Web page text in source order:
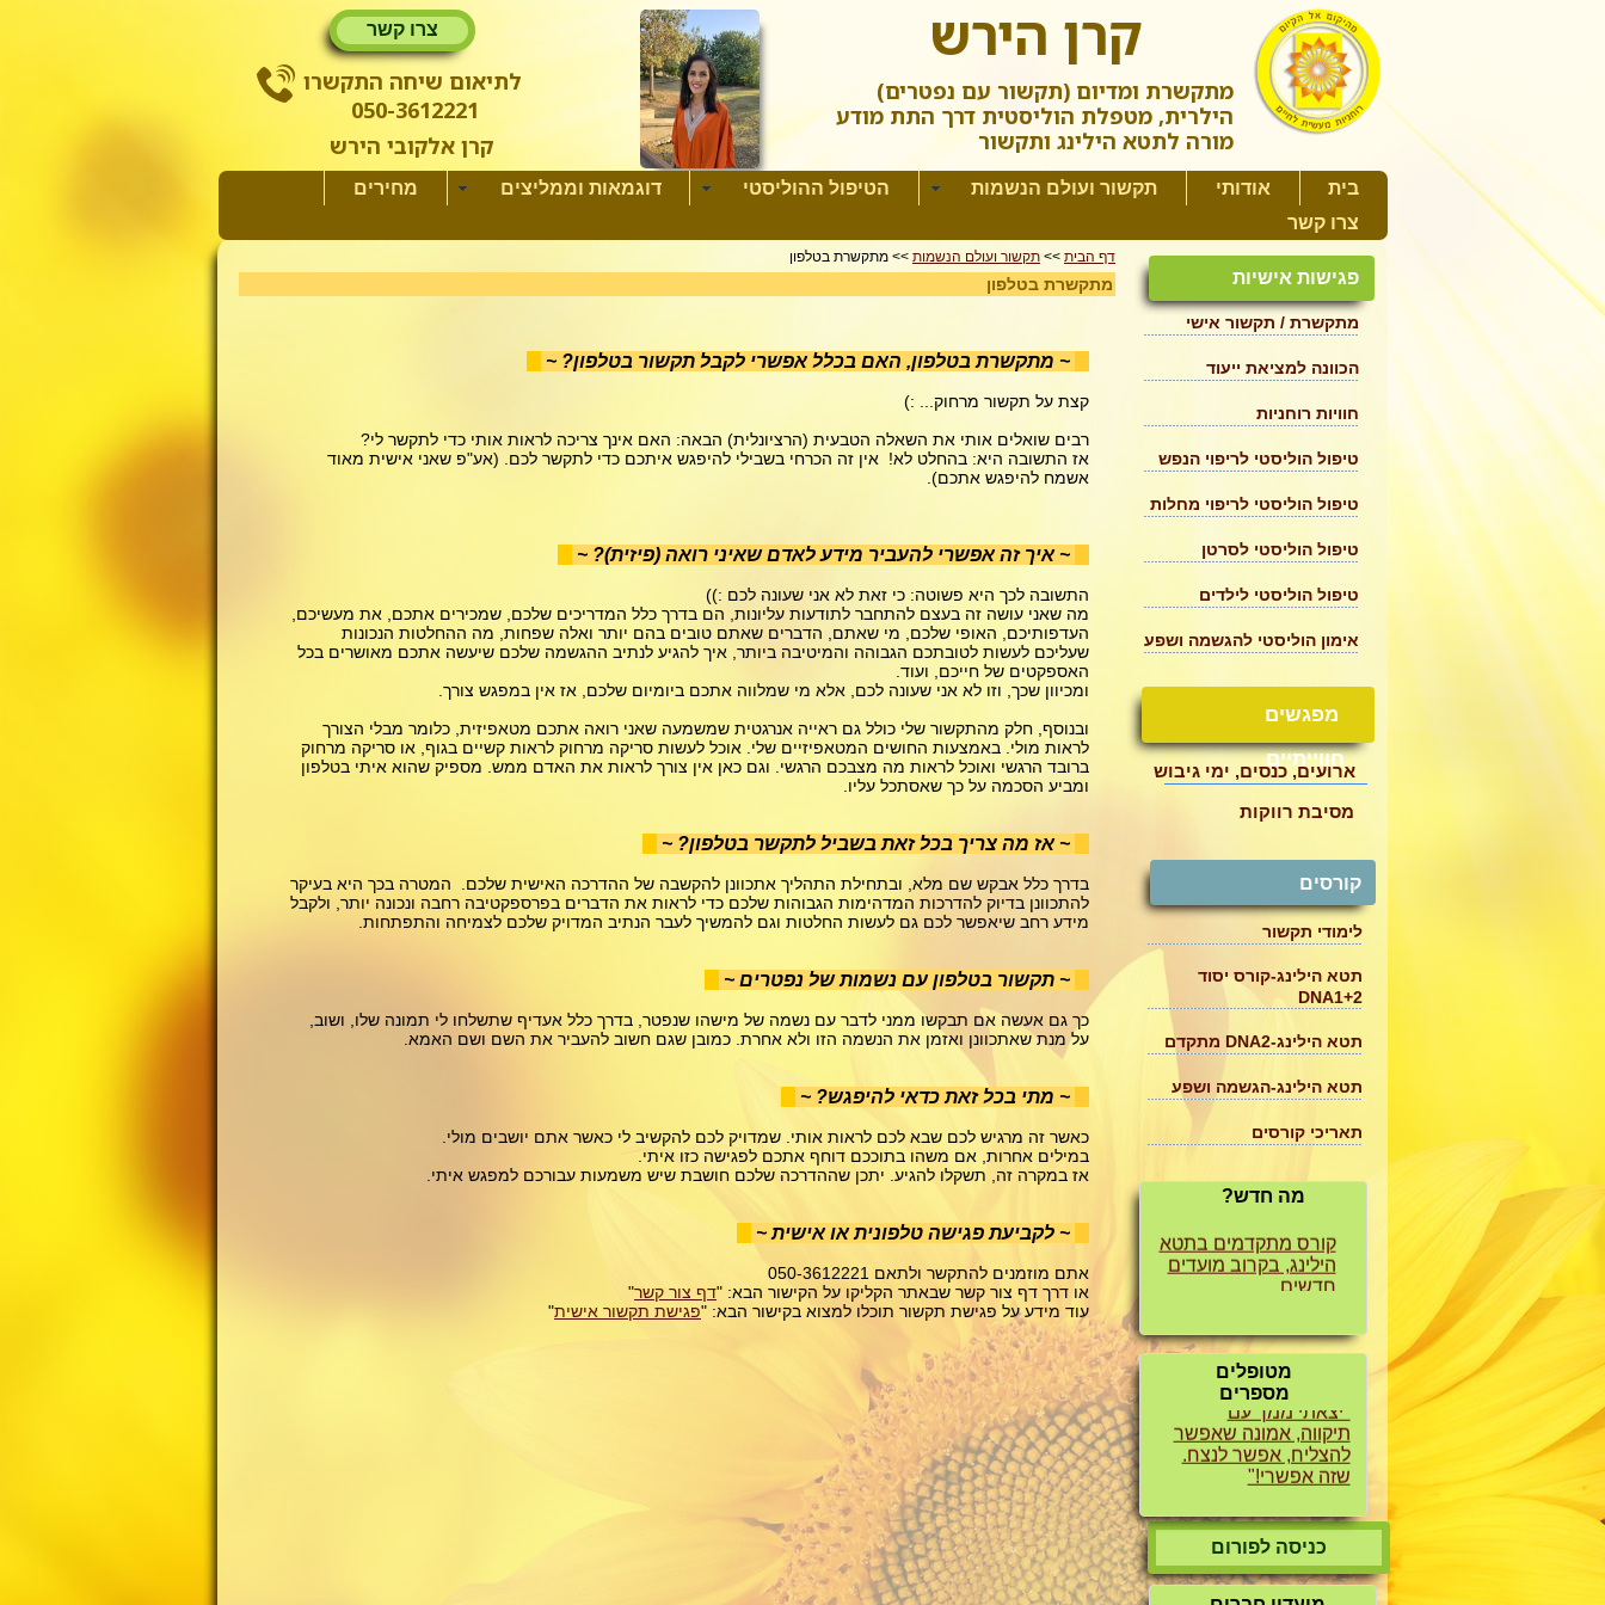
צרו קשר
בית אודותי תקשור ועולם הנשמות הטיפול ההוליסטי דוגמאות וממליצים
מחירים
צרו קשר
קרן הירש
מתקשרת ומדיום (תקשור עם נפטרים)
הילרית, מטפלת הוליסטית דרך התת מודע
מורה לתטא הילינג ותקשור
לתיאום שיחה התקשרו
050-3612221
קרן אלקובי הירש
פגישות אישיות
מפגשים
חווייתיים
כניסה לפורום
מתקשרת / תקשור אישי
הכוונה למציאת ייעוד
חוויות רוחניות
טיפול הוליסטי לריפוי הנפש
טיפול הוליסטי לריפוי מחלות
טיפול הוליסטי לסרטן
טיפול הוליסטי לילדים
אימון הוליסטי להגשמה ושפע
לימודי תקשור
תטא הילינג-קורס יסוד
2+DNA1
תטא הילינג-DNA2 מתקדם
תטא הילינג-הגשמה ושפע
תאריכי קורסים
קורסים
ארועים, כנסים, ימי גיבוש
מסיבת רווקות
מה חדש?
הילינג, בקרוב מועדים
חדשים
מטופלים
מספרים
"יצאתי ממך עם
תיקווה, אמונה שאפשר
להצליח, אפשר לנצח.
שזה אפשרי!"
מבולבלת ומכאן יצאתי
עם בהירות צלולה ועם
אהבה עצמית מרפאת
כה גדולה"
דף הבית >> תקשור ועולם הנשמות >> מתקשרת בטלפון
מתקשרת בטלפון
~ מתקשרת בטלפון, האם בכלל אפשרי לקבל תקשור בטלפון? ~
קצת על תקשור מרחוק... :)
רבים שואלים אותי את השאלה הטבעית (הרציונלית) הבאה: האם אינך צריכה לראות אותי כדי לתקשר לי?
אז התשובה היא: בהחלט לא! אין זה הכרחי בשבילי להיפגש איתכם כדי לתקשר לכם. (אע"פ שאני אישית מאוד
אשמח להיפגש אתכם).
~ איך זה אפשרי להעביר מידע לאדם שאיני רואה (פיזית)? ~
התשובה לכך היא פשוטה: כי זאת לא אני שעונה לכם :))
מה שאני עושה זה בעצם להתחבר לתודעות עליונות, הם בדרך כלל המדריכים שלכם, שמכירים אתכם, את מעשיכם,
העדפותיכם, האופי שלכם, מי שאתם, הדברים שאתם טובים בהם יותר ואלה שפחות, מה ההחלטות הנכונות
שעליכם לעשות לטובתכם הגבוהה והמיטיבה ביותר, איך להגיע לנתיב ההגשמה שלכם שיעשה אתכם מאושרים בכל
האספקטים של חייכם, ועוד.
ומכיוון שכך, וזו לא אני שעונה לכם, אלא מי שמלווה אתכם ביומיום שלכם, אז אין במפגש צורך.
ובנוסף, חלק מהתקשור שלי כולל גם ראייה אנרגטית שמשמעה שאני רואה אתכם מטאפיזית, כלומר מבלי הצורך
לראות מולי. באמצעות החושים המטאפיזיים שלי. אוכל לעשות סריקה מרחוק לראות קשיים בגוף, או סריקה מרחוק
ברובד הרגשי ואוכל לראות מה מצבכם הרגשי. וגם כאן אין צורך לראות את האדם ממש. מספיק שהוא איתי בטלפון
ומביע הסכמה על כך שאסתכל עליו.
~ אז מה צריך בכל זאת בשביל לתקשר בטלפון? ~
בדרך כלל אבקש שם מלא, ובתחילת התהליך אתכוונן להקשבה של ההדרכה האישית שלכם. המטרה בכך היא בעיקר
להתכוונן בדיוק להדרכות המדהימות הגבוהות שלכם כדי לראות את הדברים בפרספקטיבה רחבה ונכונה יותר, ולקבל
מידע רחב שיאפשר לכם גם לעשות החלטות וגם להמשיך לעבר הנתיב המדויק שלכם לצמיחה והתפתחות.
~ תקשור בטלפון עם נשמות של נפטרים ~
כך גם אעשה אם תבקשו ממני לדבר עם נשמה של מישהו שנפטר, בדרך כלל אעדיף שתשלחו לי תמונה שלו, ושוב,
על מנת שאתכוונן ואזמן את הנשמה הזו ולא אחרת. כמובן שגם חשוב להעביר את השם ושם האמא.
~ מתי בכל זאת כדאי להיפגש? ~
כאשר זה מרגיש לכם שבא לכם לראות אותי. שמדויק לכם להקשיב לי כאשר אתם יושבים מולי.
במילים אחרות, אם משהו בתוככם דוחף אתכם לפגישה כזו איתי.
אז במקרה זה, תשקלו להגיע. יתכן שההדרכה שלכם חושבת שיש משמעות עבורכם למפגש איתי.
~ לקביעת פגישה טלפונית או אישית ~
אתם מוזמנים להתקשר ולתאם 050-3612221
או דרך דף צור קשר שבאתר הקליקו על הקישור הבא: "דף צור קשר"
​עוד מידע על פגישת תקשור תוכלו למצוא בקישור הבא: "פגישת תקשור אישית"